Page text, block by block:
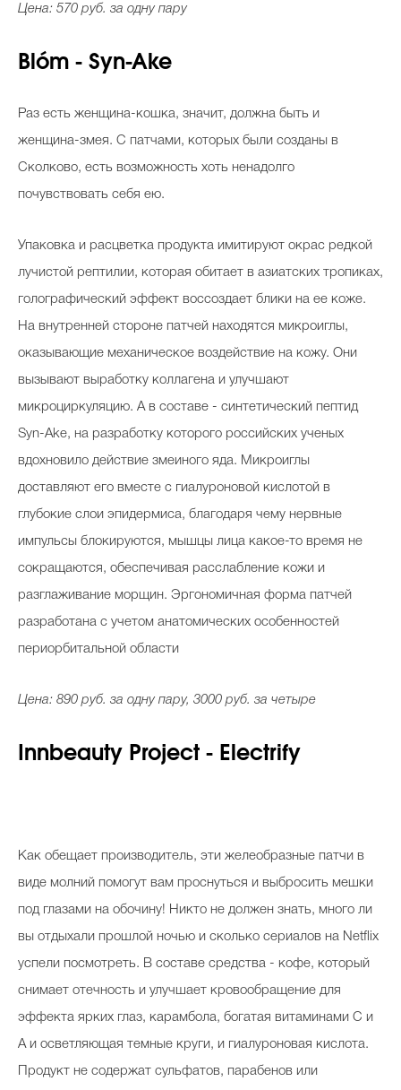
Цена: 570 руб. за одну пару
Blóm - Syn-Ake
Раз есть женщина-кошка, значит, должна быть и
женщина-змея. С патчами, которых были созданы в
Сколково, есть возможность хоть ненадолго
почувствовать себя ею.
Упаковка и расцветка продукта имитируют окрас редкой
лучистой рептилии, которая обитает в азиатских тропиках,
голографический эффект воссоздает блики на ее коже.
На внутренней стороне патчей находятся микроиглы,
оказывающие механическое воздействие на кожу. Они
вызывают выработку коллагена и улучшают
микроциркуляцию. А в составе - синтетический пептид
Syn-Ake, на разработку которого российских ученых
вдохновило действие змеиного яда. Микроиглы
доставляют его вместе с гиалуроновой кислотой в
глубокие слои эпидермиса, благодаря чему нервные
импульсы блокируются, мышцы лица какое-то время не
сокращаются, обеспечивая расслабление кожи и
разглаживание морщин. Эргономичная форма патчей
разработана с учетом анатомических особенностей
периорбитальной области
Цена: 890 руб. за одну пару, 3000 руб. за четыре
Innbeauty Project - Electrify
Как обещает производитель, эти желеобразные патчи в
виде молний помогут вам проснуться и выбросить мешки
под глазами на обочину! Никто не должен знать, много ли
вы отдыхали прошлой ночью и сколько сериалов на Netflix
успели посмотреть. В составе средства - кофе, который
снимает отечность и улучшает кровообращение для
эффекта ярких глаз, карамбола, богатая витаминами С и
А и осветляющая темные круги, и гиалуроновая кислота.
Продукт не содержат сульфатов, парабенов или